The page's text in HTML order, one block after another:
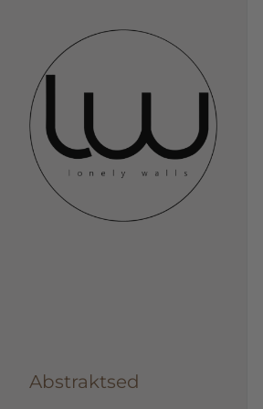
Abstraktsed